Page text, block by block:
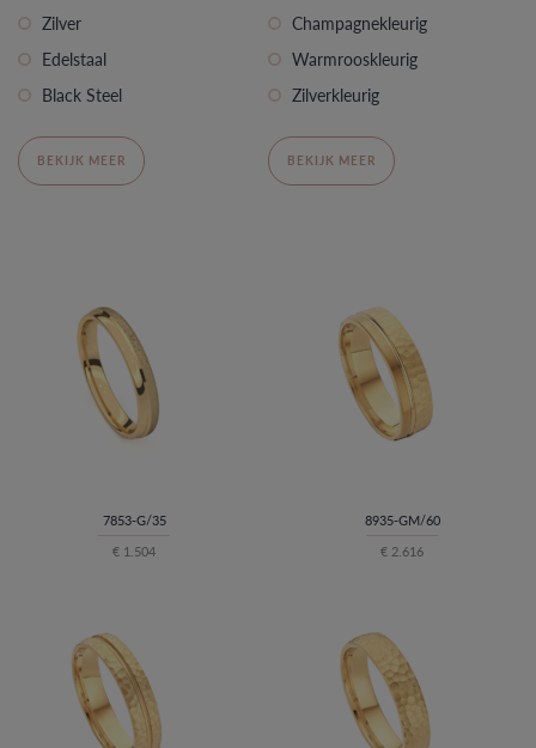
Zilver
Edelstaal
Black Steel
BEKIJK MEER
Champagnekleurig
Warmrooskleurig
Zilverkleurig
BEKIJK MEER
7853-G/35
€ 1.504
8935-GM/60
€ 2.616